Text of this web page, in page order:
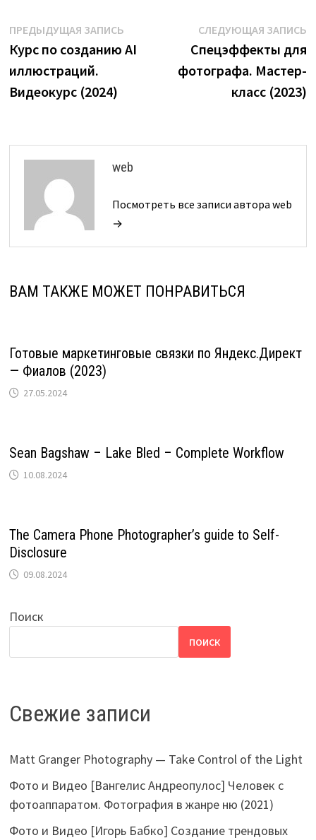
Навигация
по
записям
ПРЕДЫДУЩАЯ ЗАПИСЬПредыдущая
запись:
Курс по созданию AI
иллюстраций.
Видеокурс (2024)
СЛЕДУЮЩАЯ ЗАПИСЬ
Спецэффекты для
фотографа. Мастер-
класс (2023)
web
Посмотреть все записи автора web
→
ВАМ ТАКЖЕ МОЖЕТ ПОНРАВИТЬСЯ
Готовые маркетинговые связки по Яндекс.Директ
— Фиалов (2023)
27.05.2024
Sean Bagshaw – Lake Bled – Complete Workflow
10.08.2024
The Camera Phone Photographer’s guide to Self-
Disclosure
09.08.2024
Поиск
ПОИСК
Свежие записи
Matt Granger Photography — Take Control of the Light
Фото и Видео [Вангелис Андреопулос] Человек с
фотоаппаратом. Фотография в жанре ню (2021)
Фото и Видео [Игорь Бабко] Создание трендовых